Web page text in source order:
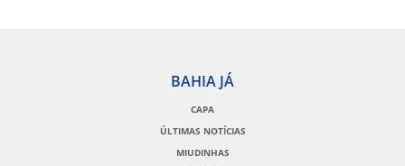
BAHIA JÁ
CAPA
ÚLTIMAS NOTÍCIAS
MIUDINHAS